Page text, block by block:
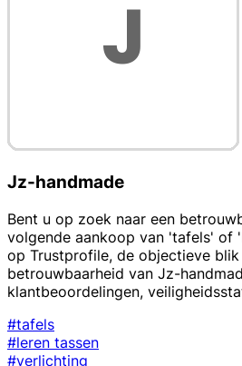
Jz-handmade
Bent u op zoek naar een
volgende aankoop van 'tafels' of
op Trustprofile, de objectieve
betrouwbaarheid van Jz-
klantbeoordelingen,
#tafels
#leren tassen
#verlichting